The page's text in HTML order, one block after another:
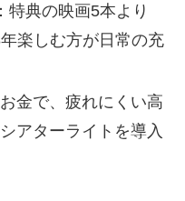
特典の映画5本より
楽しむ方が日常の充
金で、疲れにくい高
アターライトを導入